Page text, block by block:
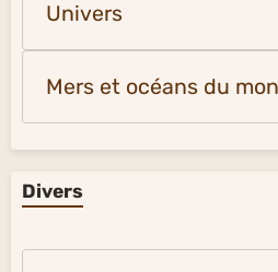
Univers
Mers et océans du
Divers